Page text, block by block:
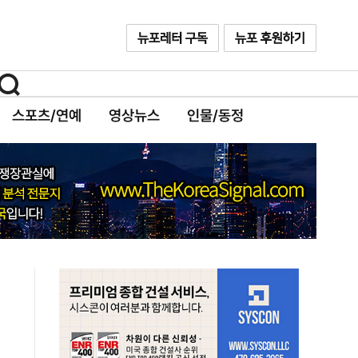
스포츠/연예 영상뉴스 인물/동정